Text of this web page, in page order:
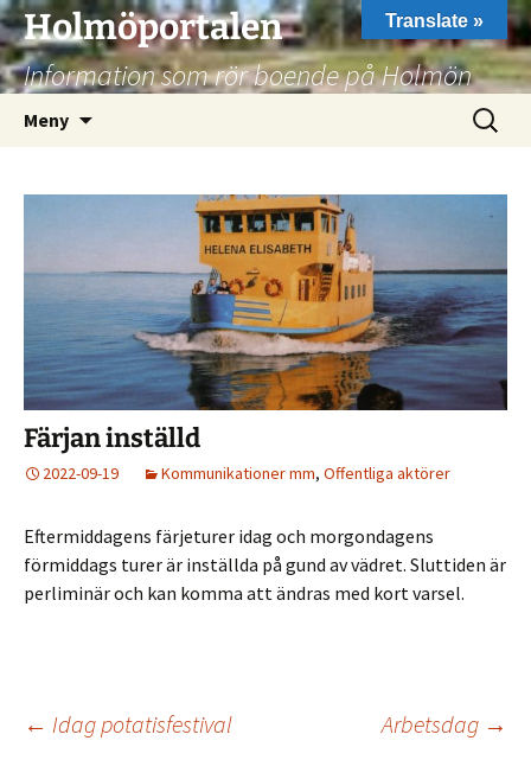
Hoppa
till
innehåll
Holmöportalen
Information som rör boende på Holmön
Meny
Sök
efter:
Färjan inställd
2022-09-19 Kommunikationer mm, Offentliga aktörer
Eftermiddagens färjeturer idag och morgondagens
förmiddags turer är inställda på gund av vädret. Sluttiden är
perliminär och kan komma att ändras med kort varsel.
Inläggsnavigering
← Idag potatisfestival Arbetsdag →
Translate »